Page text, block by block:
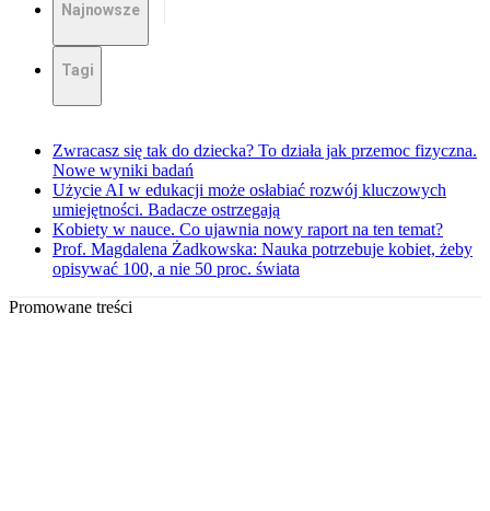
Najnowsze
Tagi
Zwracasz się tak do dziecka? To działa jak przemoc fizyczna.
Nowe wyniki badań
Użycie AI w edukacji może osłabiać rozwój kluczowych
umiejętności. Badacze ostrzegają
Kobiety w nauce. Co ujawnia nowy raport na ten temat?
Prof. Magdalena Żadkowska: Nauka potrzebuje kobiet, żeby
opisywać 100, a nie 50 proc. świata
Promowane treści